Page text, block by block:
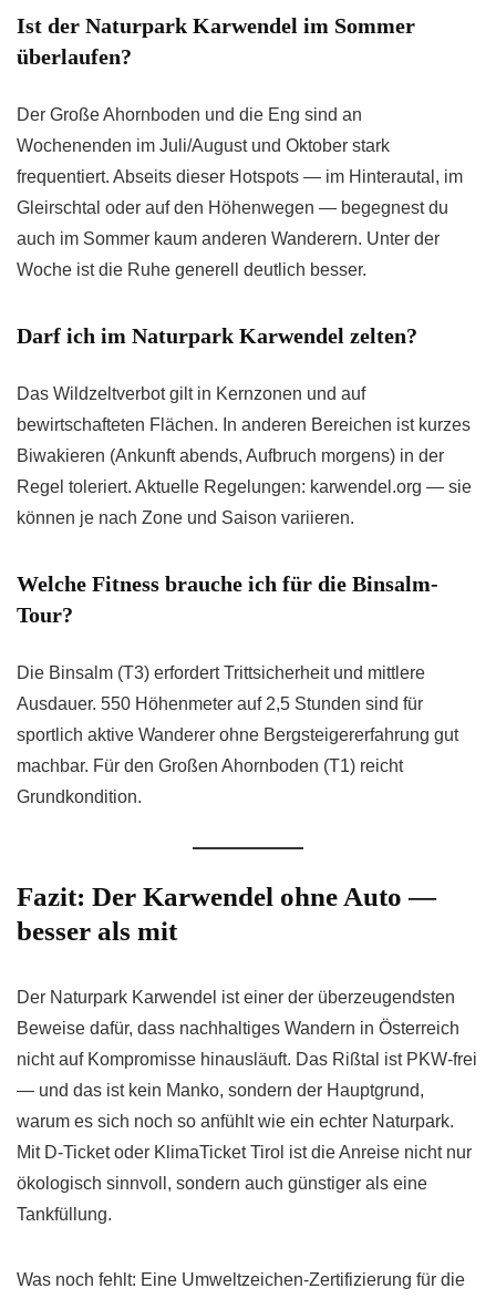
Ist der Naturpark Karwendel im Sommer
überlaufen?
Der Große Ahornboden und die Eng sind an
Wochenenden im Juli/August und Oktober stark
frequentiert. Abseits dieser Hotspots — im Hinterautal, im
Gleirschtal oder auf den Höhenwegen — begegnest du
auch im Sommer kaum anderen Wanderern. Unter der
Woche ist die Ruhe generell deutlich besser.
Darf ich im Naturpark Karwendel zelten?
Das Wildzeltverbot gilt in Kernzonen und auf
bewirtschafteten Flächen. In anderen Bereichen ist kurzes
Biwakieren (Ankunft abends, Aufbruch morgens) in der
Regel toleriert. Aktuelle Regelungen: karwendel.org — sie
können je nach Zone und Saison variieren.
Welche Fitness brauche ich für die Binsalm-
Tour?
Die Binsalm (T3) erfordert Trittsicherheit und mittlere
Ausdauer. 550 Höhenmeter auf 2,5 Stunden sind für
sportlich aktive Wanderer ohne Bergsteigererfahrung gut
machbar. Für den Großen Ahornboden (T1) reicht
Grundkondition.
Fazit: Der Karwendel ohne Auto —
besser als mit
Der Naturpark Karwendel ist einer der überzeugendsten
Beweise dafür, dass nachhaltiges Wandern in Österreich
nicht auf Kompromisse hinausläuft. Das Rißtal ist PKW-frei
— und das ist kein Manko, sondern der Hauptgrund,
warum es sich noch so anfühlt wie ein echter Naturpark.
Mit D-Ticket oder KlimaTicket Tirol ist die Anreise nicht nur
ökologisch sinnvoll, sondern auch günstiger als eine
Tankfüllung.
Was noch fehlt: Eine Umweltzeichen-Zertifizierung für die